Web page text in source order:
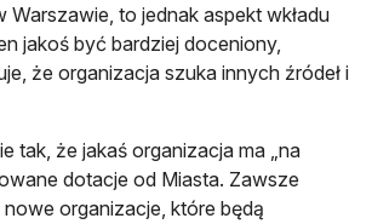
Warszawie, to jednak aspekt wkładu
jakoś być bardziej doceniony,
że organizacja szuka innych źródeł i
tak, że jakaś organizacja ma „na
dotacje od Miasta. Zawsze
organizacje, które będą